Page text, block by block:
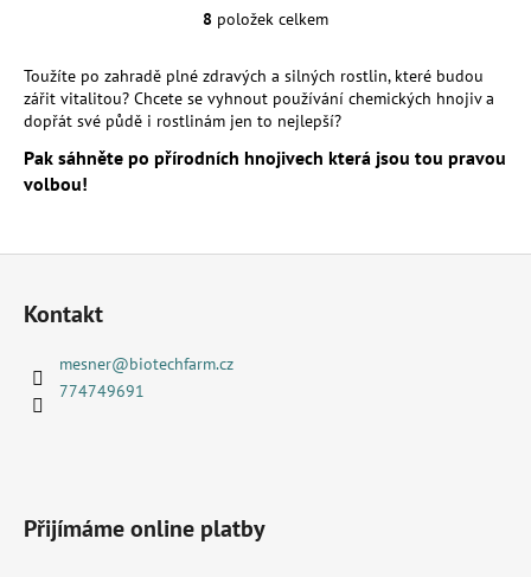
O
l
á
d
a
r
8 položek celkem
Toužíte po zahradě plné zdravých a silných rostlin, které budou
zářit vitalitou? Chcete se vyhnout používání chemických hnojiv a
dopřát své půdě i rostlinám jen to nejlepší?
Pak sáhněte po přírodních hnojivech která jsou tou pravou
volbou!
Kontakt
mesner@biotechfarm.cz
774749691
Přijímáme online platby